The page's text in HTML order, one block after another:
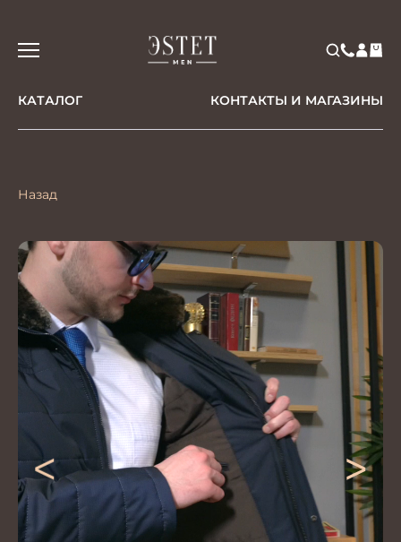
КАТАЛОГ КОНТАКТЫ И МАГАЗИНЫ
Назад
< >